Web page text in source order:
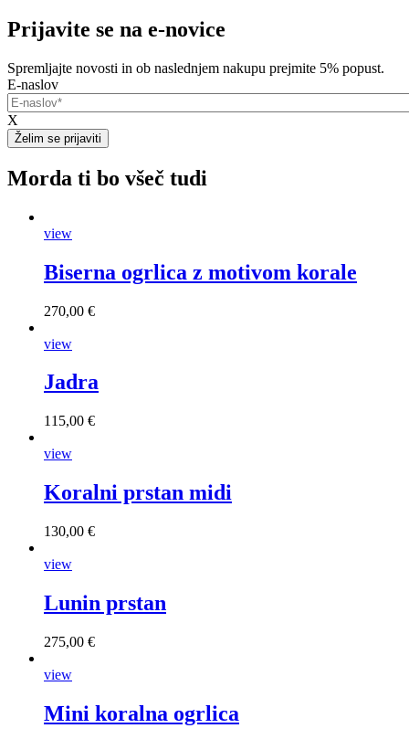
Prijavite se na e-novice
Spremljajte novosti in ob naslednjem nakupu prejmite 5% popust.
E-naslov
X
Morda ti bo všeč tudi
view
Biserna ogrlica z motivom korale
270,00 €
view
Jadra
115,00 €
view
Koralni prstan midi
130,00 €
view
Lunin prstan
275,00 €
view
Mini koralna ogrlica